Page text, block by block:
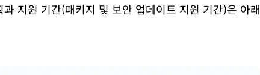
지원 기간(패키지 및 보안 업데이트 지원 기간)은 아래